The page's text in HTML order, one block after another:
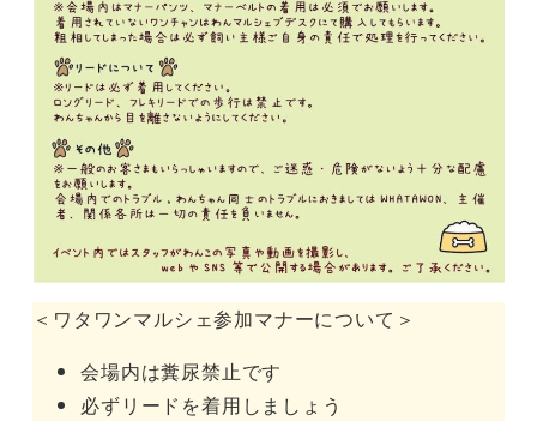
＜ワタワンマルシェ参加マナーについて＞
会場内は糞尿禁止です
必ずリードを着用しましょう